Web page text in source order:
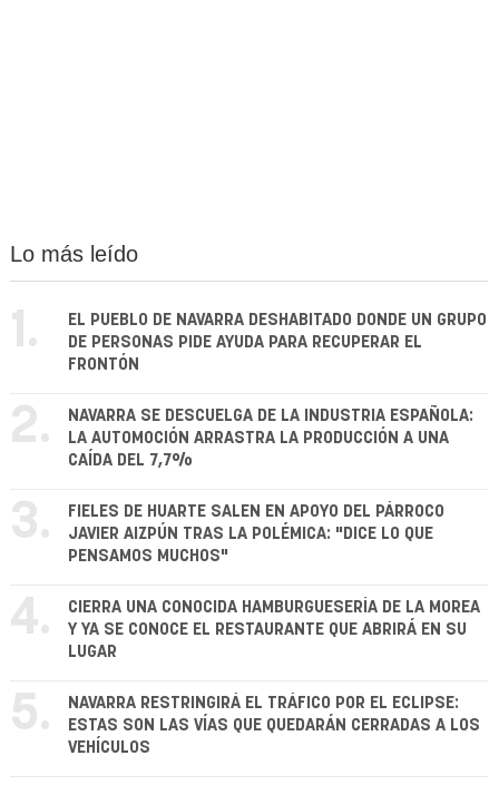
Lo más leído
1.
EL PUEBLO DE NAVARRA DESHABITADO DONDE UN GRUPO
DE PERSONAS PIDE AYUDA PARA RECUPERAR EL
FRONTÓN
2.
NAVARRA SE DESCUELGA DE LA INDUSTRIA ESPAÑOLA:
LA AUTOMOCIÓN ARRASTRA LA PRODUCCIÓN A UNA
CAÍDA DEL 7,7%
3.
FIELES DE HUARTE SALEN EN APOYO DEL PÁRROCO
JAVIER AIZPÚN TRAS LA POLÉMICA: "DICE LO QUE
PENSAMOS MUCHOS"
4.
CIERRA UNA CONOCIDA HAMBURGUESERÍA DE LA MOREA
Y YA SE CONOCE EL RESTAURANTE QUE ABRIRÁ EN SU
LUGAR
5.
NAVARRA RESTRINGIRÁ EL TRÁFICO POR EL ECLIPSE:
ESTAS SON LAS VÍAS QUE QUEDARÁN CERRADAS A LOS
VEHÍCULOS